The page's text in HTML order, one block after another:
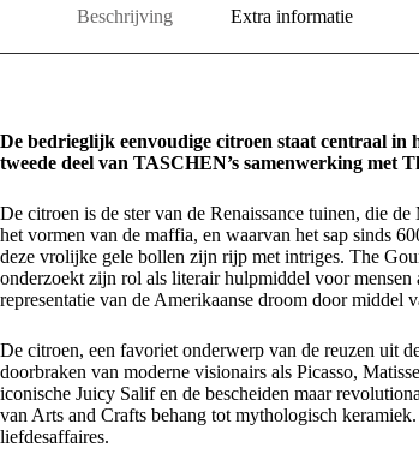
Beschrijving Extra informatie
De bedrieglijk eenvoudige citroen staat centraal in
tweede deel van TASCHEN’s samenwerking met
De citroen is de ster van de Renaissance tuinen, die
het vormen van de maffia, en waarvan het sap sinds
deze vrolijke gele bollen zijn rijp met intriges. The
onderzoekt zijn rol als literair hulpmiddel voor
representatie van de Amerikaanse droom door middel
De citroen, een favoriet onderwerp van de reuzen uit
doorbraken van moderne visionairs als Picasso,
iconische Juicy Salif en de bescheiden maar
van Arts and Crafts behang tot mythologisch
liefdesaffaires.